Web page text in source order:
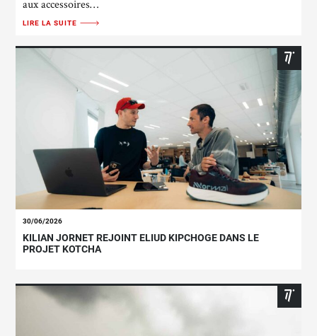
aux accessoires…
LIRE LA SUITE
30/06/2026
KILIAN JORNET REJOINT ELIUD KIPCHOGE DANS LE
PROJET KOTCHA